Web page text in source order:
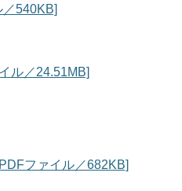
540KB]
ル／24.51MB]
ファイル／682KB]